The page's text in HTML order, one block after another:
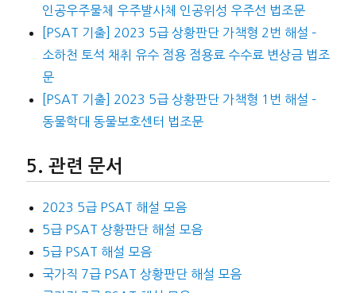
인공우주물체 우주발사체 인공위성 우주선 법조문
[PSAT 기출] 2023 5급 상황판단 가책형 2번 해설 –
소하천 토석 채취 유수 점용 점용료 수수료 변상금 법조
문
[PSAT 기출] 2023 5급 상황판단 가책형 1번 해설 –
동물학대 동물보호센터 법조문
관련 문서
2023 5급 PSAT 해설 모음
5급 PSAT 상황판단 해설 모음
5급 PSAT 해설 모음
국가직 7급 PSAT 상황판단 해설 모음